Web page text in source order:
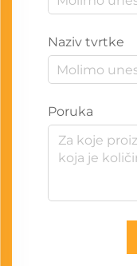
Naziv tvrtke
Poruka